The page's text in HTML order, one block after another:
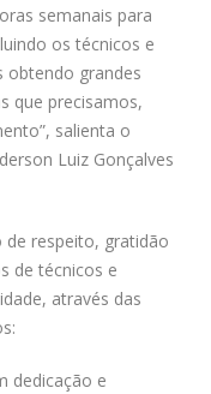
semanais para
os técnicos e
obtendo grandes
que precisamos,
salienta o
Luiz Gonçalves
de respeito, gratidão
de técnicos e
através das
dedicação e